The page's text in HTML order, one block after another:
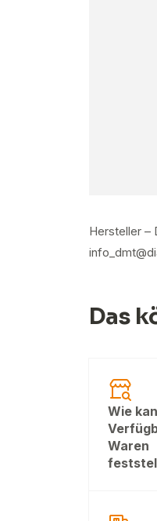
Hersteller –
Das
Wie
Waren